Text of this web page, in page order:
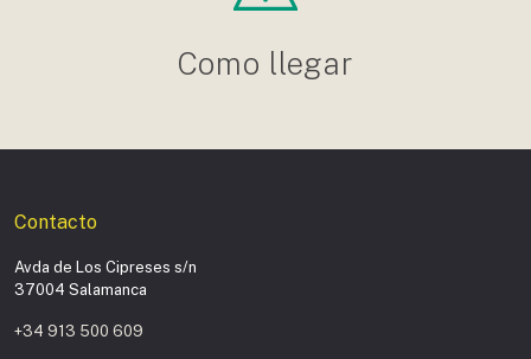
Como llegar
Contacto
Avda de Los Cipreses s/n
37004 Salamanca
+34 913 500 609